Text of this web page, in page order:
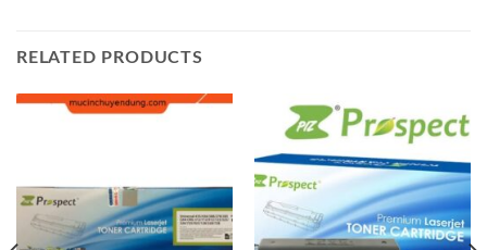
RELATED PRODUCTS